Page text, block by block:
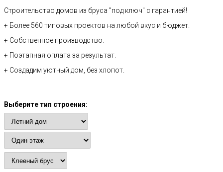
Строительство домов из бруса "под ключ" с гарантией!
+ Более 560 типовых проектов на любой вкус и бюджет.
+ Собственное производство.
+ Поэтапная оплата за результат.
+ Создадим уютный дом, без хлопот.
Выберите тип строения: